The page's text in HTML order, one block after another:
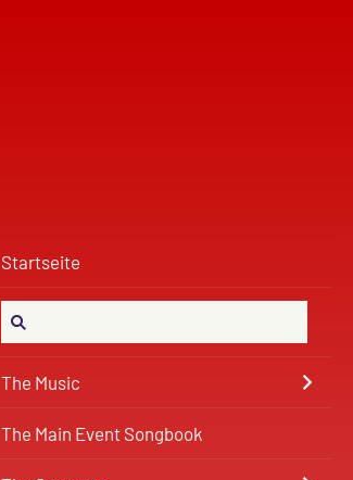
Startseite
The Music
The Main Event Songbook